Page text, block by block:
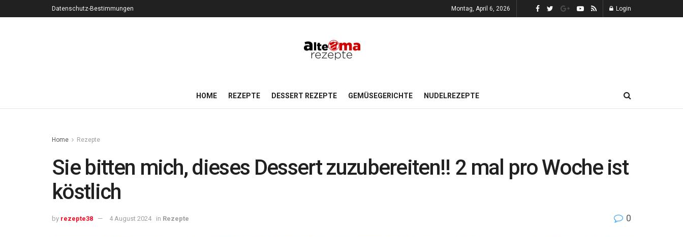
Datenschutz-Bestimmungen Montag, April 6, 2026 Login
HOME REZEPTE DESSERT REZEPTE GEMÜSEGERICHTE NUDELREZEPTE
Home Rezepte
Sie bitten mich, dieses Dessert zuzubereiten!! 2 mal pro Woche ist
köstlich
by rezepte38 4 August 2024 in Rezepte 0